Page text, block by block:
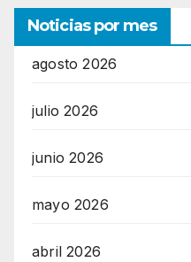
Noticias por mes
agosto 2026
julio 2026
junio 2026
mayo 2026
abril 2026